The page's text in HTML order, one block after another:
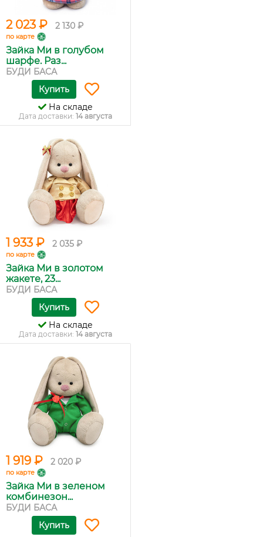
2 023 ₽ 2 130 ₽
по карте
Зайка Ми в голубом
шарфе. Раз...
БУДИ БАСА
Купить
На складе
Дата доставки: 14 августа
1 933 ₽ 2 035 ₽
по карте
Зайка Ми в золотом
жакете, 23...
БУДИ БАСА
Купить
На складе
Дата доставки: 14 августа
1 919 ₽ 2 020 ₽
по карте
Зайка Ми в зеленом
комбинезон...
БУДИ БАСА
Купить